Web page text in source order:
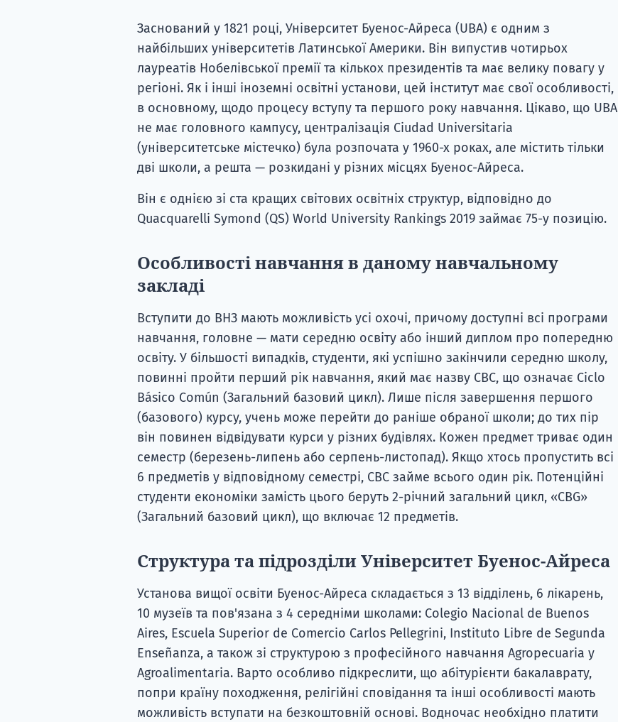
Заснований у 1821 році, Університет Буенос-Айреса (UBA) є одним з
найбільших університетів Латинської Америки. Він випустив чотирьох
лауреатів Нобелівської премії та кількох президентів та має велику повагу у
регіоні. Як і інші іноземні освітні установи, цей інститут має свої особливості,
в основному, щодо процесу вступу та першого року навчання. Цікаво, що UBA
не має головного кампусу, централізація Ciudad Universitaria
(університетське містечко) була розпочата у 1960-х роках, але містить тільки
дві школи, а решта — розкидані у різних місцях Буенос-Айреса.
Він є однією зі ста кращих світових освітніх структур, відповідно до
Quacquarelli Symond (QS) World University Rankings 2019 займає 75-у позицію.
Особливості навчання в даному навчальному
закладі
Вступити до ВНЗ мають можливість усі охочі, причому доступні всі програми
навчання, головне — мати середню освіту або інший диплом про попередню
освіту. У більшості випадків, студенти, які успішно закінчили середню школу,
повинні пройти перший рік навчання, який має назву CBC, що означає Ciclo
Básico Común (Загальний базовий цикл). Лише після завершення першого
(базового) курсу, учень може перейти до раніше обраної школи; до тих пір
він повинен відвідувати курси у різних будівлях. Кожен предмет триває один
семестр (березень-липень або серпень-листопад). Якщо хтось пропустить всі
6 предметів у відповідному семестрі, CBC займе всього один рік. Потенційні
студенти економіки замість цього беруть 2-річний загальний цикл, «CBG»
(Загальний базовий цикл), що включає 12 предметів.
Структура та підрозділи Університет Буенос-Айреса
Установа вищої освіти Буенос-Айреса складається з 13 відділень, 6 лікарень,
10 музеїв та пов'язана з 4 середніми школами: Colegio Nacional de Buenos
Aires, Escuela Superior de Comercio Carlos Pellegrini, Instituto Libre de Segunda
Enseñanza, а також зі структурою з професійного навчання Agropecuaria y
Agroalimentaria. Варто особливо підкреслити, що абітурієнти бакалаврату,
попри країну походження, релігійні сповідання та інші особливості мають
можливість вступати на безкоштовній основі. Водночас необхідно платити